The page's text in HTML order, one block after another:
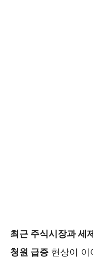
최근 주식시장과 세
청원 급증 현상이 이